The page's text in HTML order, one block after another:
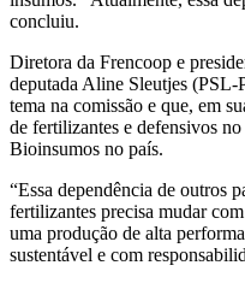
concluiu.
Diretora da Frencoop e
deputada Aline Sleutjes (PSL-
tema na comissão e que, em
de fertilizantes e defensivos
Bioinsumos no país.
“Essa dependência de outros
fertilizantes precisa mudar
uma produção de alta
sustentável e com